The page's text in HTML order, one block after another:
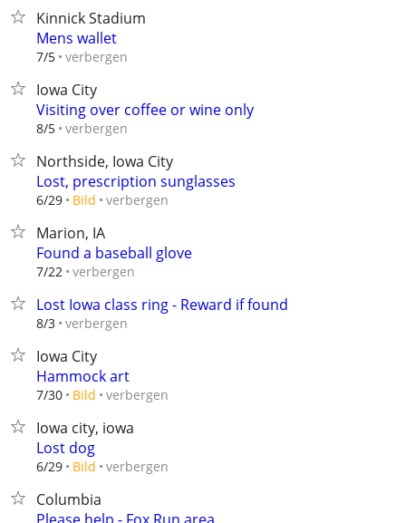
Kinnick Stadium
Mens wallet
7/5 verbergen
Iowa City
Visiting over coffee or wine only
8/5 verbergen
Northside, Iowa City
Lost, prescription sunglasses
6/29 Bild verbergen
Marion, IA
Found a baseball glove
7/22 verbergen
Lost Iowa class ring - Reward if found
8/3 verbergen
Iowa City
Hammock art
7/30 Bild verbergen
Iowa city, iowa
Lost dog
6/29 Bild verbergen
Columbia